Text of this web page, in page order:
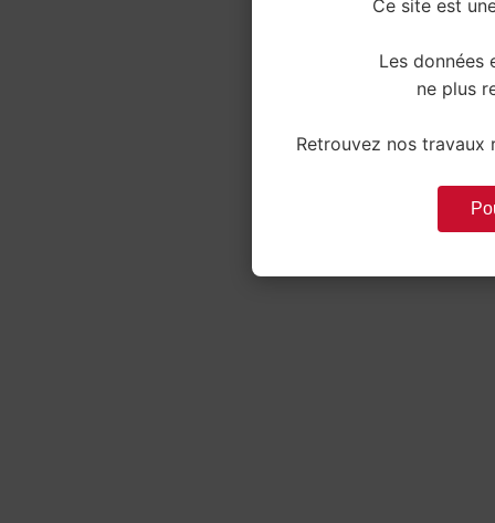
Ce site est
Les données
ne plus
Retrouvez nos